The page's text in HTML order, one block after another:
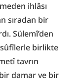
ihlâsı
sıradan bir
Sülemî’den
birlikte
tavrın
damar ve bir